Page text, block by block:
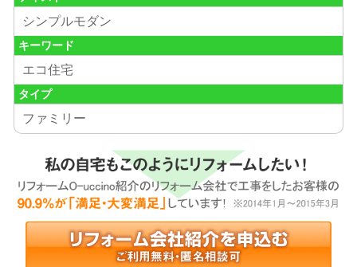
シンプルモダン
キーワード
エコ住宅
タイプ
ファミリー